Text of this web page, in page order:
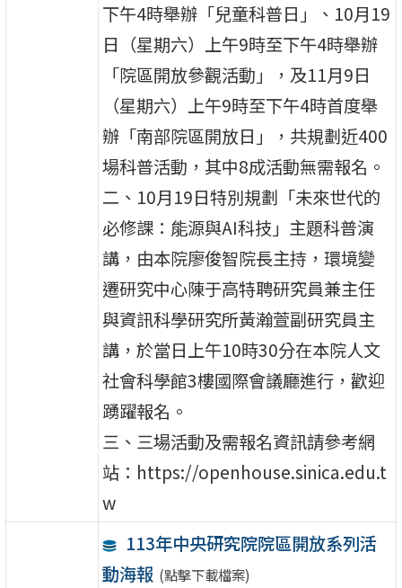
下午4時舉辦「兒童科普日」、10月19
日（星期六）上午9時至下午4時舉辦
「院區開放參觀活動」，及11月9日
（星期六）上午9時至下午4時首度舉
辦「南部院區開放日」，共規劃近400
場科普活動，其中8成活動無需報名。
二、10月19日特別規劃「未來世代的
必修課：能源與AI科技」主題科普演
講，由本院廖俊智院長主持，環境變
遷研究中心陳于高特聘研究員兼主任
與資訊科學研究所黃瀚萱副研究員主
講，於當日上午10時30分在本院人文
社會科學館3樓國際會議廳進行，歡迎
踴躍報名。
三、三場活動及需報名資訊請參考網
站：https://openhouse.sinica.edu.t
w
113年中央研究院院區開放系列活
動海報 (點擊下載檔案)